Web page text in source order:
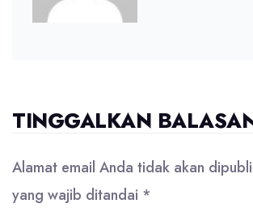
TINGGALKAN
Alamat email Anda tidak akan
yang wajib ditandai *